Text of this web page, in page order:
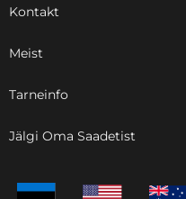
Kontakt
Meist
Tarneinfo
Jälgi Oma Saadetist